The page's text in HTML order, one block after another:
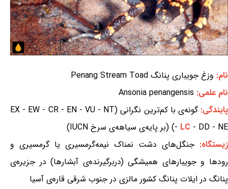
نام: وزغ جویباری پنانگ Penang Stream Toad
نام علمی: Ansonia penangensis
پایندگی:
گونه‌ی با کم‌ترین نگرانی (EX - EW - CR - EN - VU - NT
- LC - DD - NE) (بر پایه‌ی سیاهه‌ی سرخ IUCN)
زیستگاه: جنگل‌های دشت نمناک نیمه‌گرمسیری یا گرمسیری و
رودها و جویبارهای همیشگی (دربرگیرنده‌ی آبشارها) در جزیره‌ی
پنانگ در ایلات پنانگ کشور مالزی در جنوب شرقی قاره‌ی آسیا